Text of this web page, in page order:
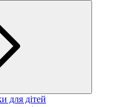
для дітей